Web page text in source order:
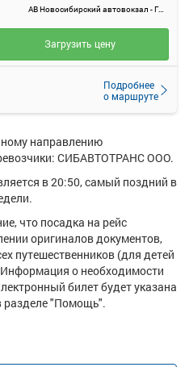
АВ Новосибирский автовокзал - Главный
Подробнее
о маршруте
Загрузить цену
ознакомиться с расписанием и
Шерегеш пгт гора Зеленая
автовокзал -
пгт гора Зеленая (100м от ул
автовокзал - Главный
направлению
СИБАВТОТРАНС ООО.
в 20:50, самый поздний в
что посадка на рейс
оригиналов документов,
путешественников (для детей
о необходимости
билет будет указана
разделе "Помощь".